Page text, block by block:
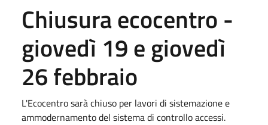
Chiusura ecocentro -
giovedì 19 e giovedì
26 febbraio
L'Ecocentro sarà chiuso per lavori di sistemazione e
ammodernamento del sistema di controllo accessi.